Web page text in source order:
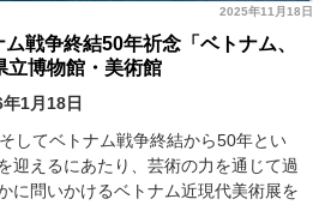
2025年11月18日
戦争終結50年祈念「ベトナム、
立博物館・美術館
1月18日
してベトナム戦争終結から50年とい
迎えるにあたり、芸術の力を通じて過
に問いかけるベトナム近現代美術展を